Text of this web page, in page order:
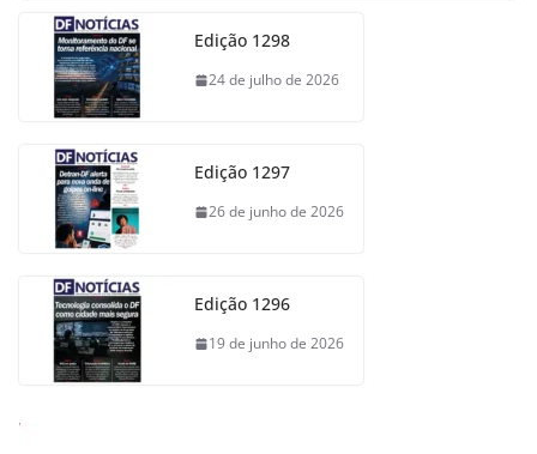
Edição 1298
24 de julho de 2026
Edição 1297
26 de junho de 2026
Edição 1296
19 de junho de 2026